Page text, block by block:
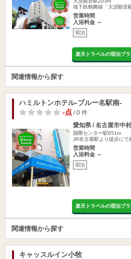
地下鉄鶴舞線「大須観音
営業時間
入浴料金 ～
宿泊
楽天トラベルの宿泊プ
関連情報から探す
ハミルトンホテル-ブルー名駅南-
-点 / 0 件
愛知県 / 名古屋市中
国際センター駅651m
JR名古屋駅より徒歩にて
営業時間
入浴料金 ～
宿泊
楽天トラベルの宿泊プ
関連情報から探す
キャッスルイン小牧